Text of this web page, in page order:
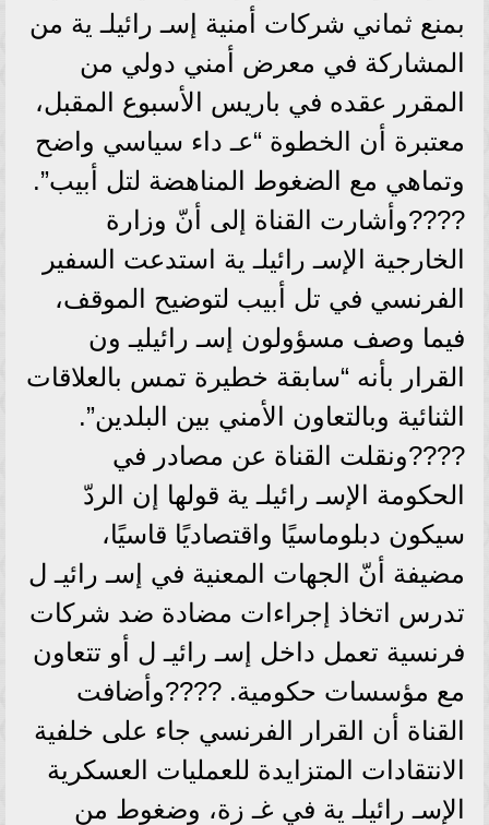
بمنع ثماني شركات أمنية إسـ رائيلـ ية من
المشاركة في معرض أمني دولي من
المقرر عقده في باريس الأسبوع المقبل،
معتبرة أن الخطوة “عـ داء سياسي واضح
وتماهي مع الضغوط المناهضة لتل أبيب”.
????وأشارت القناة إلى أنّ وزارة
الخارجية الإسـ رائيلـ ية استدعت السفير
الفرنسي في تل أبيب لتوضيح الموقف،
فيما وصف مسؤولون إسـ رائيليـ ون
القرار بأنه “سابقة خطيرة تمس بالعلاقات
الثنائية وبالتعاون الأمني بين البلدين”.
????ونقلت القناة عن مصادر في
الحكومة الإسـ رائيلـ ية قولها إن الردّ
سيكون دبلوماسيًا واقتصاديًا قاسيًا،
مضيفة أنّ الجهات المعنية في إسـ رائيـ ل
تدرس اتخاذ إجراءات مضادة ضد شركات
فرنسية تعمل داخل إسـ رائيـ ل أو تتعاون
مع مؤسسات حكومية. ????وأضافت
القناة أن القرار الفرنسي جاء على خلفية
الانتقادات المتزايدة للعمليات العسكرية
الإسـ رائيلـ ية في غـ زة، وضغوط من